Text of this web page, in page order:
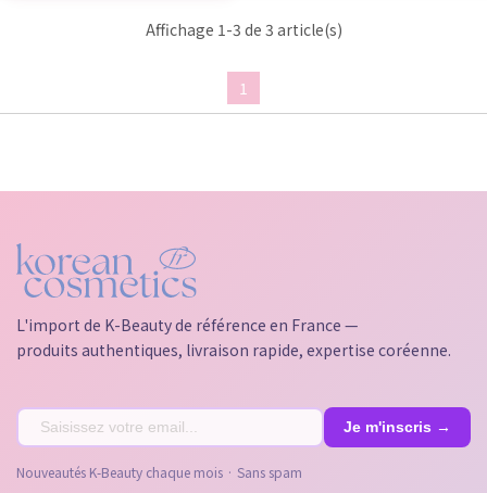
Affichage 1-3 de 3 article(s)
1
L'import de K-Beauty de référence en France —
produits authentiques, livraison rapide, expertise coréenne.
Nouveautés K-Beauty chaque mois · Sans spam